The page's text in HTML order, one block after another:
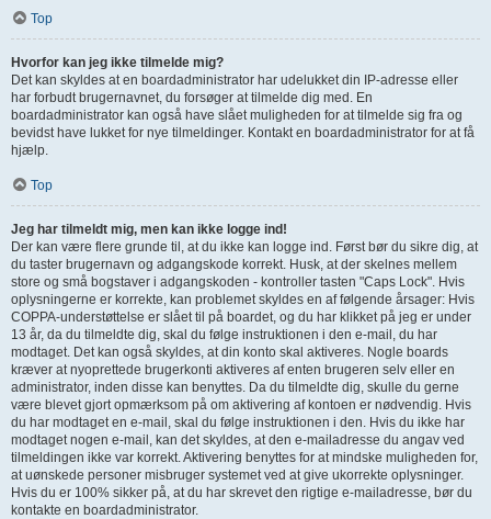
Top
Hvorfor kan jeg ikke tilmelde mig?
Det kan skyldes at en boardadministrator har udelukket din IP-adresse eller
har forbudt brugernavnet, du forsøger at tilmelde dig med. En
boardadministrator kan også have slået muligheden for at tilmelde sig fra og
bevidst have lukket for nye tilmeldinger. Kontakt en boardadministrator for at få
hjælp.
Top
Jeg har tilmeldt mig, men kan ikke logge ind!
Der kan være flere grunde til, at du ikke kan logge ind. Først bør du sikre dig, at
du taster brugernavn og adgangskode korrekt. Husk, at der skelnes mellem
store og små bogstaver i adgangskoden - kontroller tasten "Caps Lock". Hvis
oplysningerne er korrekte, kan problemet skyldes en af følgende årsager: Hvis
COPPA-understøttelse er slået til på boardet, og du har klikket på jeg er under
13 år, da du tilmeldte dig, skal du følge instruktionen i den e-mail, du har
modtaget. Det kan også skyldes, at din konto skal aktiveres. Nogle boards
kræver at nyoprettede brugerkonti aktiveres af enten brugeren selv eller en
administrator, inden disse kan benyttes. Da du tilmeldte dig, skulle du gerne
være blevet gjort opmærksom på om aktivering af kontoen er nødvendig. Hvis
du har modtaget en e-mail, skal du følge instruktionen i den. Hvis du ikke har
modtaget nogen e-mail, kan det skyldes, at den e-mailadresse du angav ved
tilmeldingen ikke var korrekt. Aktivering benyttes for at mindske muligheden for,
at uønskede personer misbruger systemet ved at give ukorrekte oplysninger.
Hvis du er 100% sikker på, at du har skrevet den rigtige e-mailadresse, bør du
kontakte en boardadministrator.